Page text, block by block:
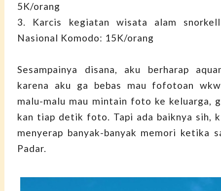
5K/orang
3. Karcis kegiatan wisata alam
Nasional Komodo: 15K/orang
Sesampainya disana, aku berharap
karena aku ga bebas mau fofotoan
malu-malu mau mintain foto ke keluarga,
kan tiap detik foto. Tapi ada baiknya sih,
menyerap banyak-banyak memori ketika
Padar.